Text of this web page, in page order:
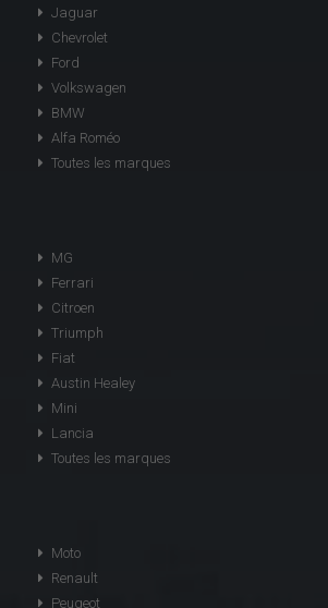
Jaguar
Chevrolet
Ford
Volkswagen
BMW
Alfa Roméo
Toutes les marques
MG
Ferrari
Citroen
Triumph
Fiat
Austin Healey
Mini
Lancia
Toutes les marques
Moto
Renault
Peugeot